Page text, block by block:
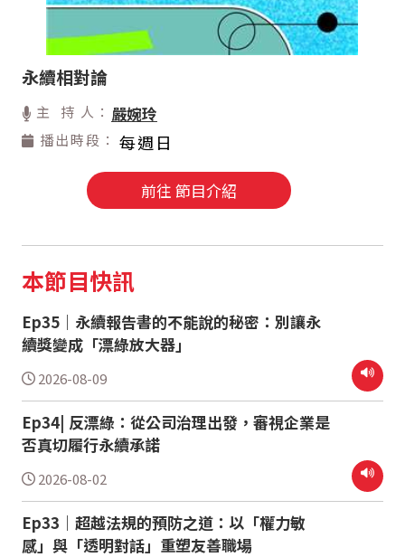
永續相對論
主 持 人： 嚴婉玲
播出時段： 每週日
前往 節目介紹
本節目快訊
Ep35｜永續報告書的不能說的秘密：別讓永
續獎變成「漂綠放大器」
2026-08-09
Ep34| 反漂綠：從公司治理出發，審視企業是
否真切履行永續承諾
2026-08-02
Ep33｜超越法規的預防之道：以「權力敏
感」與「透明對話」重塑友善職場